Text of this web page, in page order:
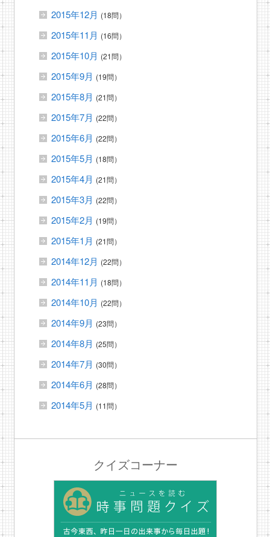
2015年12月 (18問）
2015年11月 (16問）
2015年10月 (21問）
2015年9月 (19問）
2015年8月 (21問）
2015年7月 (22問）
2015年6月 (22問）
2015年5月 (18問）
2015年4月 (21問）
2015年3月 (22問）
2015年2月 (19問）
2015年1月 (21問）
2014年12月 (22問）
2014年11月 (18問）
2014年10月 (22問）
2014年9月 (23問）
2014年8月 (25問）
2014年7月 (30問）
2014年6月 (28問）
2014年5月 (11問）
クイズコーナー